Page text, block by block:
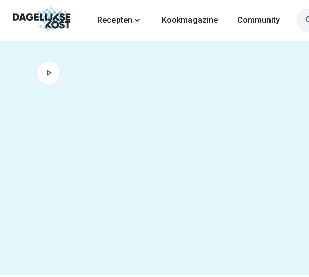
Recepten
Kookmagazine Community